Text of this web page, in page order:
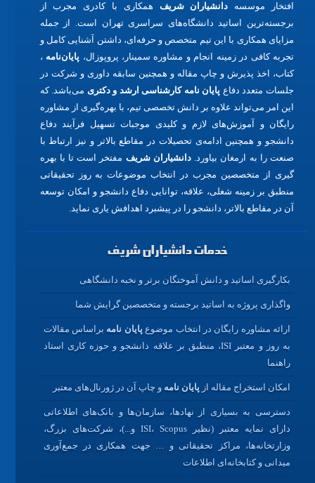
افتخار موسسه دانشیاران شریف همکاری با کادری مجرب از
برجسته‌ترین اساتید دانشگاه‌های سراسری تهران است. از جمله
مزایای همکاری با این تیم متخصص و حرفه‌ای، داشتن آشنایی کامل و
تجربه کافی در زمینه انجام و مشاوره سمینار، پروپوزال، پایان‌نامه ،
کتاب، اخذ پذیرش و چاپ مقاله و همچنین سابقه داوری و شرکت در
جلسات متعدد دفاع پایان نامه کارشناسی ارشد و دکتری می‌باشد. که
این امر می‌تواند علاوه بر دانش تخصصی تیم، با بهره‌گیری از مشاوره
رایگان و آموزش‌های لازم و کلیدی موجبات تسهیل فرآیند دفاع
دانشجو و همچنین ادامه‌ی تحصیلات در مقاطع بالاتر و نیز ارتباط با
صنعت را به ارمغان بیاورد.دانشیاران شریف مفتخر است تا با بهره
گیری از متخصصین مجرب در انتخاب موضوعات به روز تحقیقاتی
منطبق بر زمینه شغلی، علاقه، توانایی دفاع دانشجو و امکان توسعه
آن در مقاطع بالاتر، دانشجو را در پیشبرد اهدافش یاری نماید.
خدمات دانشیاران شریف
بکارگیری اساتید و دانش آموختگان برتر و نخبه دانشگاهی
واگذاری پروژه به اساتید برجسته و متخصصین گرایش شما
ارائه مشاوره رایگان در انتخاب موضوع پایان نامه براساس مقالات
به روز و معتبر ISI، منطبق بر علاقه دانشجو و حوزه کاری استاد
راهنما
امکان استخراج مقاله از پایان نامه و چاپ آن در ژورنال‌های معتبر
دسترسی به بسیاری از نهادها، سازمان‌ها و بانک‌های اطلاعاتی
دارای نمایه معتبر (نظیر ISI، Scopus و...)، شرکت‌های بزرگ،
وزارتخانه‌ها، مراکز تحقیقاتی و … جهت همکاری در جمع‌آوری
میدانی و کتابخانه‌ای اطلاعات